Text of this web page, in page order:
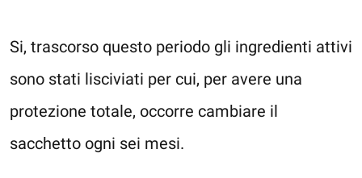
Si, trascorso questo periodo gli ingredienti attivi
sono stati lisciviati per cui, per avere una
protezione totale, occorre cambiare il
sacchetto ogni sei mesi.